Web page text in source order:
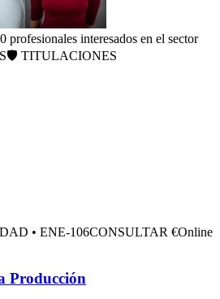
profesionales interesados en el sector
🛡️ TITULACIONES
• ENE-106CONSULTAR €Online
Producción